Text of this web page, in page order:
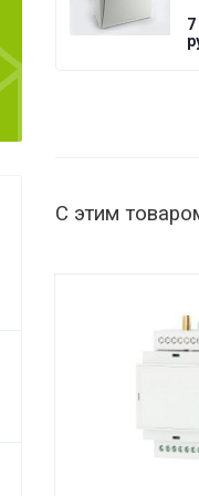
7
С этим